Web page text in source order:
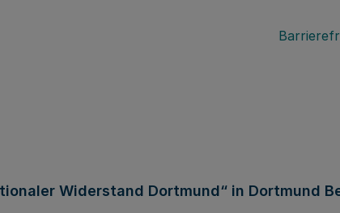
Widerstand Dortmund“ in Dortmund